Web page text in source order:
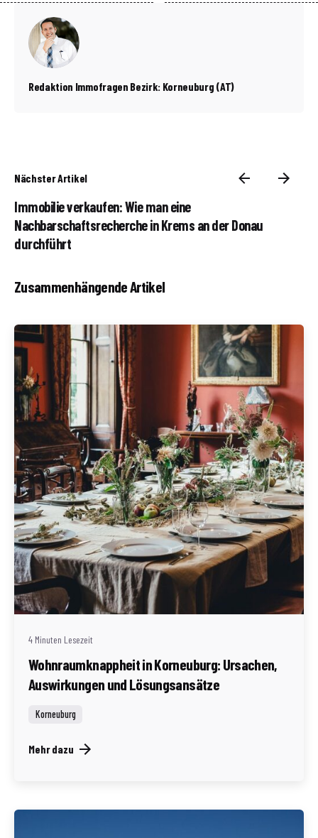
Redaktion Immofragen Bezirk: Korneuburg (AT)
Nächster Artikel
Immobilie verkaufen: Wie man eine
Nachbarschaftsrecherche in Krems an der Donau
durchführt
Zusammenhängende Artikel
Geschrieben von
Redaktion Immofragen Bezirk: Korneuburg (AT)
4 Minuten Lesezeit
Wohnraumknappheit in Korneuburg: Ursachen,
Auswirkungen und Lösungsansätze
Korneuburg
Mehr dazu